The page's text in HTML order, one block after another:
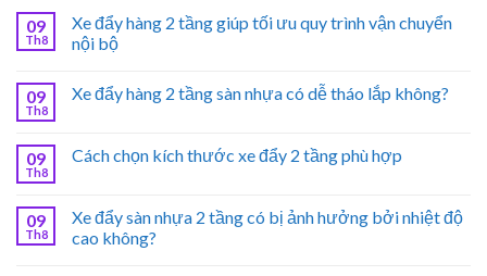
09
Th8
Xe đẩy hàng 2 tầng giúp tối ưu quy trình vận chuyển
nội bộ
09
Th8
Xe đẩy hàng 2 tầng sàn nhựa có dễ tháo lắp không?
09
Th8
Cách chọn kích thước xe đẩy 2 tầng phù hợp
09
Th8
Xe đẩy sàn nhựa 2 tầng có bị ảnh hưởng bởi nhiệt độ
cao không?